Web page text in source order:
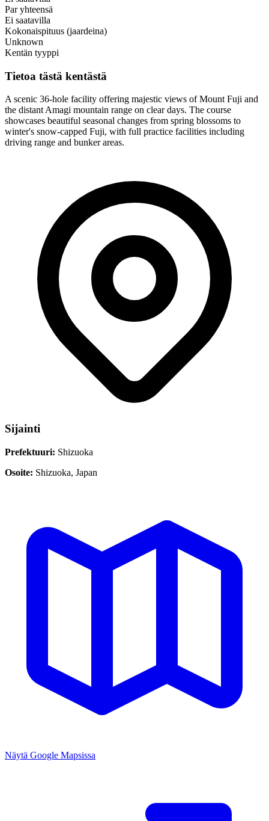
Par yhteensä
Ei saatavilla
Kokonaispituus (jaardeina)
Unknown
Kentän tyyppi
Tietoa tästä kentästä
A scenic 36-hole facility offering majestic views of Mount Fuji and
the distant Amagi mountain range on clear days. The course
showcases beautiful seasonal changes from spring blossoms to
winter's snow-capped Fuji, with full practice facilities including
driving range and bunker areas.
Sijainti
Prefektuuri: Shizuoka
Osoite: Shizuoka, Japan
Näytä Google Mapsissa